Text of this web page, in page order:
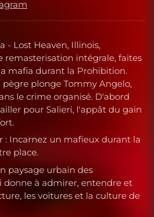
- Lost Heaven, Illinois,
remasterisation intégrale, faites
mafia durant la Prohibition.
plonge Tommy Angelo,
le crime organisé. D'abord
pour Salieri, l'appât du gain
: Incarnez un mafieux durant la
place.
paysage urbain des
donne à admirer, entendre et
les voitures et la culture de